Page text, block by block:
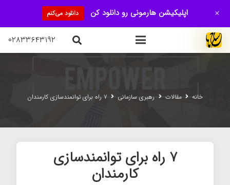
۰۲۸۳۳۶۴۳۱۹۲
خانه مقالات رهبری سازمانی ۷ راه برای توانمندسازی کارمندان
۷ راه برای توانمندسازی
کارمندان
اپلیکیشن هارمونی رو دانلود کن دانلود می‌کنم +